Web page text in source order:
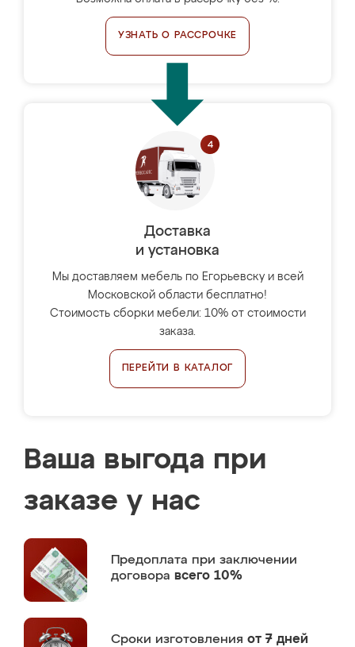
УЗНАТЬ О РАССРОЧКЕ
Доставка
и установка
Мы доставляем мебель по Егорьевску и всей
Московской области бесплатно!
Стоимость сборки мебели: 10% от стоимости
заказа.
ПЕРЕЙТИ В КАТАЛОГ
Ваша выгода при
заказе у нас
Предоплата при заключении
договора всего 10%
Сроки изготовления от 7 дней